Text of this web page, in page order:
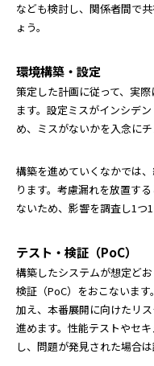
なども検討し、関係者間で
ょう。
環境構築・設定
策定した計画に従って、実
ます。設定ミスがインシデ
め、ミスがないかを入念にチ
構築を進めていくなかでは
ります。考慮漏れを放置す
ないため、影響を調査し1つ1
テスト・検証（PoC）
構築したシステムが想定ど
検証（PoC）をおこないま
加え、本番展開に向けたリ
進めます。性能テストやセ
し、問題が発見された場合